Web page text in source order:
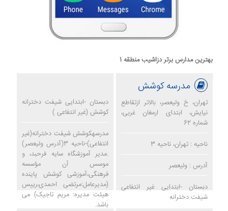
بهترین مدارس برتر دزاشیب منطقه 1
مدرسه کوشش
تهران، خ ولیعصر، بالاتر ازتقاطع
نیایش، ابتدای ارمغان غربی،
شماره 62
ناحیه : تهران، ناحیه 3
آدرس : ولیعصر
دبستان -ابتدایی غیر انتفاعی
شیفت دخترانه
دبستان -ابتدایی شیفت دخترانه
کوشش (غیر انتفاعی )
مدرسهکوشش شیفت دخترانه(غیر
انتفاعی)-ناحیه 3(آدرس ولیعصر)
.مدیر آموزشگاه سایه فرحبد، و
موسس آن مؤسسه
فرهنگی،آموزشی کوشش پاینده
(مدیرعامل:مرتضی احمدی،رییس
هیئت مدیره: مریم تاجیک) می
باشد.